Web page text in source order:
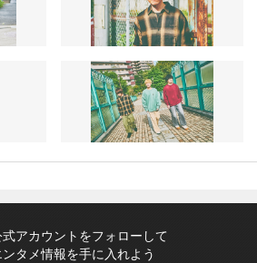
アカウントをフォローして
タメ情報を手に入れよう